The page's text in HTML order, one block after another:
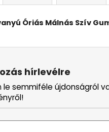
Óriás Málnás Szív
hírlevélre
le semmiféle újdonságról